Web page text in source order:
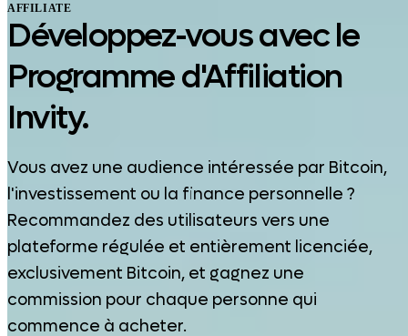
AFFILIATE
Développez-vous avec le
Programme d'Affiliation
Invity.
Vous avez une audience intéressée par Bitcoin,
l'investissement ou la finance personnelle ?
Recommandez des utilisateurs vers une
plateforme régulée et entièrement licenciée,
exclusivement Bitcoin, et gagnez une
commission pour chaque personne qui
commence à acheter.